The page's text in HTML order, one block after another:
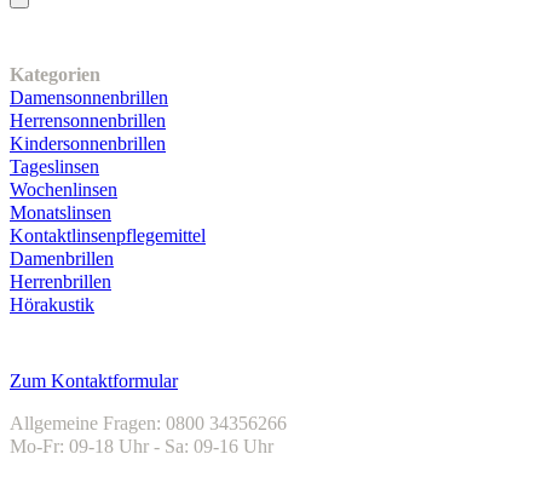
Kategorien
Damensonnenbrillen
Herrensonnenbrillen
Kindersonnenbrillen
Tageslinsen
Wochenlinsen
Monatslinsen
Kontaktlinsenpflegemittel
Damenbrillen
Herrenbrillen
Hörakustik
Zum Kontaktformular
Allgemeine Fragen: 0800 34356266
Mo-Fr: 09-18 Uhr - Sa: 09-16 Uhr